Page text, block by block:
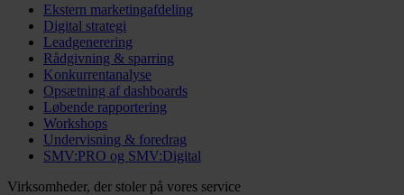
Ekstern marketingafdeling
Digital strategi
Leadgenerering
Rådgivning & sparring
Konkurrentanalyse
Opsætning af dashboards
Løbende rapportering
Workshops
Undervisning & foredrag
SMV:PRO og SMV:Digital
Virksomheder, der stoler på vores service